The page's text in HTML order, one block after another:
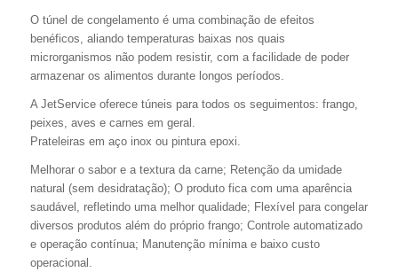
O túnel de congelamento é uma combinação de efeitos
benéficos, aliando temperaturas baixas nos quais
microrganismos não podem resistir, com a facilidade de poder
armazenar os alimentos durante longos períodos.
A JetService oferece túneis para todos os seguimentos: frango,
peixes, aves e carnes em geral.
Prateleiras em aço inox ou pintura epoxi.
Melhorar o sabor e a textura da carne; Retenção da umidade
natural (sem desidratação); O produto fica com uma aparência
saudável, refletindo uma melhor qualidade; Flexível para congelar
diversos produtos além do próprio frango; Controle automatizado
e operação contínua; Manutenção mínima e baixo custo
operacional.